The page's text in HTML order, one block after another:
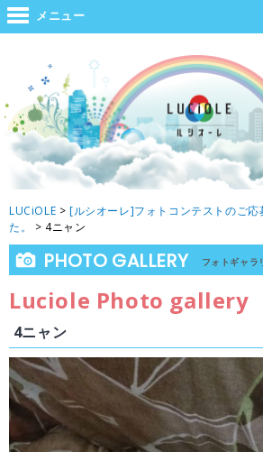
世界と大阪をつなぐジャンクション。旅をする人
メニュー
LUCiOLE >[ルシオーレ]フォトコンテストのご応
た。
> 4ニャン
PHOTO GALLERY フォトギャラ
Luciole Photo gallery
4ニャン